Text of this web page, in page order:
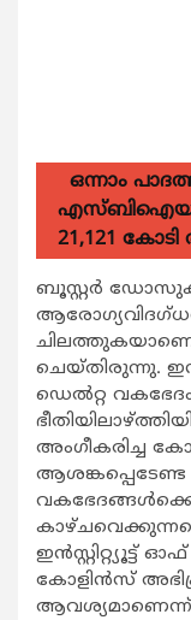
ഒന്നാം
21,121
ബൂസ്റ്റര്‍
ചെയ്തിരുന്നു.
ഡെല്‍റ്റ
അംഗീകരിച്ച
ആശങ്കപ്പെടേണ്ട
കോളിന്‍സ്
ആവശ്യമാണെന്ന്